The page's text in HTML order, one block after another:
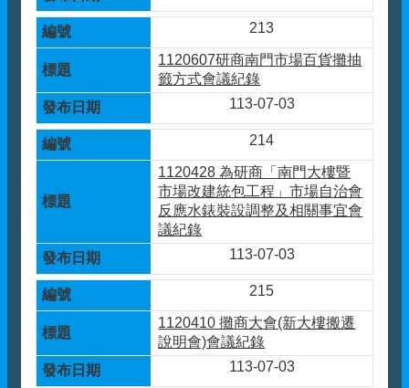
213
1120607研商南門市場百貨攤抽
籤方式會議紀錄
113-07-03
214
1120428 為研商「南門大樓暨
市場改建統包工程」市場自治會
反應水錶裝設調整及相關事宜會
議紀錄
113-07-03
215
1120410 攤商大會(新大樓搬遷
說明會)會議紀錄
113-07-03